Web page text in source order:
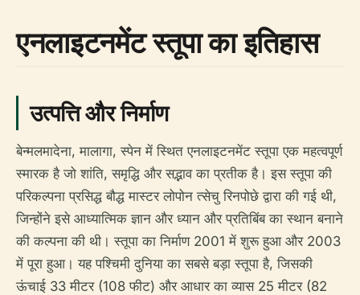
एनलाइटनमेंट स्तूपा का इतिहास
उत्पत्ति और निर्माण
बेन्मलमादेना, मालागा, स्पेन में स्थित एनलाइटनमेंट स्तूपा एक महत्वपूर्ण
स्मारक है जो शांति, समृद्धि और सद्भाव का प्रतीक है। इस स्तूपा की
परिकल्पना प्रसिद्ध बौद्ध मास्टर लोपोन त्सेचु रिनपोछे द्वारा की गई थी,
जिन्होंने इसे आध्यात्मिक ज्ञान और ध्यान और प्रतिबिंब का स्थान बनाने
की कल्पना की थी। स्तूपा का निर्माण 2001 में शुरू हुआ और 2003
में पूरा हुआ। यह पश्चिमी दुनिया का सबसे बड़ा स्तूपा है, जिसकी
ऊंचाई 33 मीटर (108 फीट) और आधार का व्यास 25 मीटर (82